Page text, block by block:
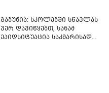
გაბუნია: სკოლებში სწავლას
ვერ დავიწყებთ, სანამ
ეპიდსიტუაცია საკმარისად